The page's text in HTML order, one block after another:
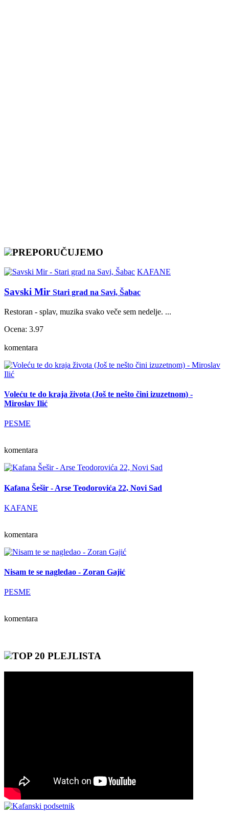
PREPORUČUJEMO
KAFANE
Savski Mir Stari grad na Savi, Šabac
Restoran - splav, muzika svako veče sem nedelje. ...
Ocena: 3.97
komentara
Voleću te do kraja života (Još te nešto čini izuzetnom) -
Miroslav Ilić
PESME
komentara
Kafana Šešir - Arse Teodorovića 22, Novi Sad
KAFANE
komentara
Nisam te se nagledao - Zoran Gajić
PESME
komentara
TOP 20 PLEJLISTA